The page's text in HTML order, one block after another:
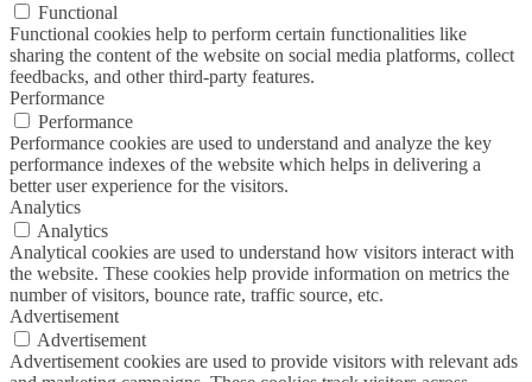
Functional
Functional cookies help to perform certain functionalities like
sharing the content of the website on social media platforms, collect
feedbacks, and other third-party features.
Performance
Performance
Performance cookies are used to understand and analyze the key
performance indexes of the website which helps in delivering a
better user experience for the visitors.
Analytics
Analytics
Analytical cookies are used to understand how visitors interact with
the website. These cookies help provide information on metrics the
number of visitors, bounce rate, traffic source, etc.
Advertisement
Advertisement
Advertisement cookies are used to provide visitors with relevant ads